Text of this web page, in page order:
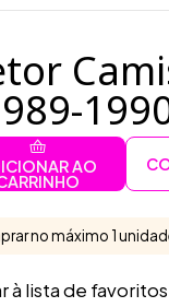
AO
no máximo 1
à lista de favoritos